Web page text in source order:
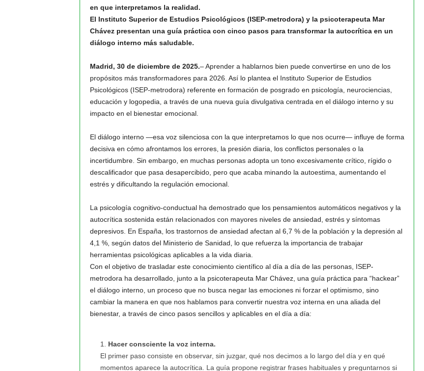
en que interpretamos la realidad.
El Instituto Superior de Estudios Psicológicos (ISEP-metrodora) y la psicoterapeuta Mar
Chávez presentan una guía práctica con cinco pasos para transformar la autocrítica en un
diálogo interno más saludable.
Madrid, 30 de diciembre de 2025.– Aprender a hablarnos bien puede convertirse en uno de los
propósitos más transformadores para 2026. Así lo plantea el Instituto Superior de Estudios
Psicológicos (ISEP-metrodora) referente en formación de posgrado en psicología, neurociencias,
educación y logopedia, a través de una nueva guía divulgativa centrada en el diálogo interno y su
impacto en el bienestar emocional.
El diálogo interno —esa voz silenciosa con la que interpretamos lo que nos ocurre— influye de forma
decisiva en cómo afrontamos los errores, la presión diaria, los conflictos personales o la
incertidumbre. Sin embargo, en muchas personas adopta un tono excesivamente crítico, rígido o
descalificador que pasa desapercibido, pero que acaba minando la autoestima, aumentando el
estrés y dificultando la regulación emocional.
La psicología cognitivo-conductual ha demostrado que los pensamientos automáticos negativos y la
autocrítica sostenida están relacionados con mayores niveles de ansiedad, estrés y síntomas
depresivos. En España, los trastornos de ansiedad afectan al 6,7 % de la población y la depresión al
4,1 %, según datos del Ministerio de Sanidad, lo que refuerza la importancia de trabajar
herramientas psicológicas aplicables a la vida diaria.
Con el objetivo de trasladar este conocimiento científico al día a día de las personas, ISEP-
metrodora ha desarrollado, junto a la psicoterapeuta Mar Chávez, una guía práctica para “hackear”
el diálogo interno, un proceso que no busca negar las emociones ni forzar el optimismo, sino
cambiar la manera en que nos hablamos para convertir nuestra voz interna en una aliada del
bienestar, a través de cinco pasos sencillos y aplicables en el día a día:
Hacer consciente la voz interna.
El primer paso consiste en observar, sin juzgar, qué nos decimos a lo largo del día y en qué
momentos aparece la autocrítica. La guía propone registrar frases habituales y preguntarnos si